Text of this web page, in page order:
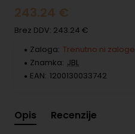
243.24 €
Brez DDV: 243.24 €
Zaloga: Trenutno ni zaloge
Znamka: JBL
EAN: 1200130033742
Opis Recenzije